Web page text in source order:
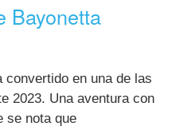
Bayonetta
convertido en una de las
2023. Una aventura con
se nota que